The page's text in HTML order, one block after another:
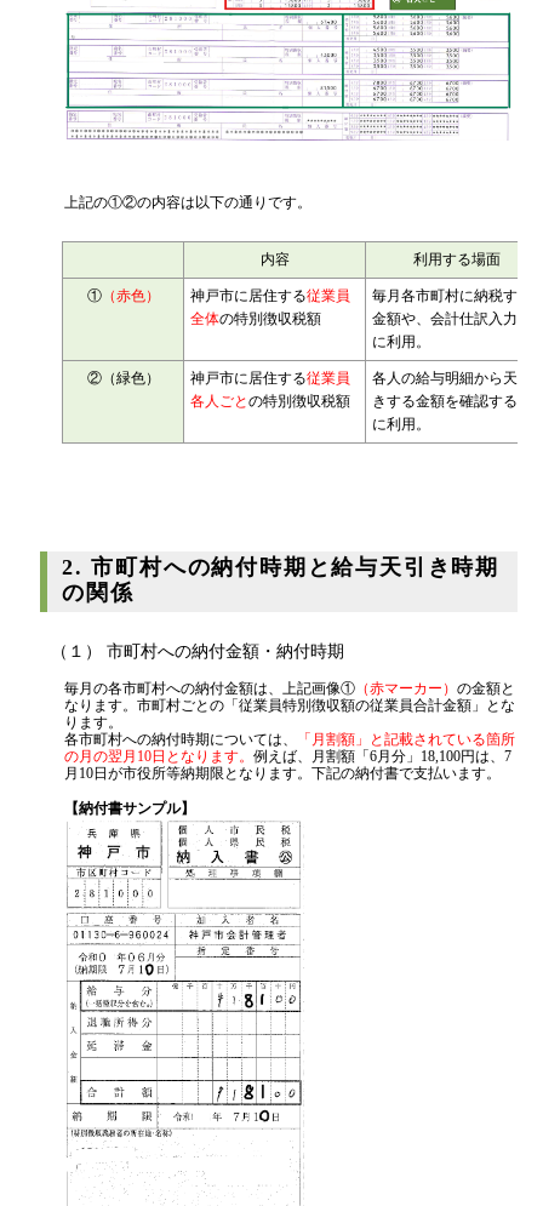
所得税
法人税
消費税
源泉所得税
内容 利用する場面
神戸市に居住する従業員
毎月各市町村に納税する
金額や、会計仕訳入力時
に利用。
神戸市に居住する従業員
各人の給与明細から天引
きする金額を確認する際
に利用。
2. 市町村への納付時期と給与天引き時期
の関係
毎月の各市町村への納付金額は、上記画像①（赤マーカー）の金額と
なります。市町村ごとの「従業員特別徴収額の従業員合計金額」とな
ります。
各市町村への納付時期については、 「月割額」と記載されている箇所
の月の翌月10日となります。 例えば、月割額「6月分」18,100円は、7
【納付書サンプル】